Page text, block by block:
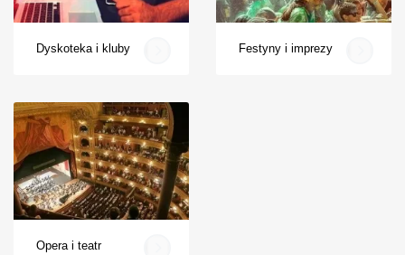
Dyskoteka i kluby Festyny i imprezy
Opera i teatr